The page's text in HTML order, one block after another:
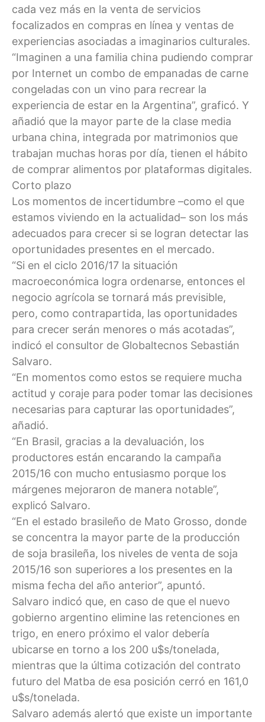
cada vez más en la venta de servicios
focalizados en compras en línea y ventas de
experiencias asociadas a imaginarios culturales.
“Imaginen a una familia china pudiendo comprar
por Internet un combo de empanadas de carne
congeladas con un vino para recrear la
experiencia de estar en la Argentina”, graficó. Y
añadió que la mayor parte de la clase media
urbana china, integrada por matrimonios que
trabajan muchas horas por día, tienen el hábito
de comprar alimentos por plataformas digitales.
Corto plazo
Los momentos de incertidumbre –como el que
estamos viviendo en la actualidad– son los más
adecuados para crecer si se logran detectar las
oportunidades presentes en el mercado.
“Si en el ciclo 2016/17 la situación
macroeconómica logra ordenarse, entonces el
negocio agrícola se tornará más previsible,
pero, como contrapartida, las oportunidades
para crecer serán menores o más acotadas”,
indicó el consultor de Globaltecnos Sebastián
Salvaro.
“En momentos como estos se requiere mucha
actitud y coraje para poder tomar las decisiones
necesarias para capturar las oportunidades”,
añadió.
“En Brasil, gracias a la devaluación, los
productores están encarando la campaña
2015/16 con mucho entusiasmo porque los
márgenes mejoraron de manera notable”,
explicó Salvaro.
“En el estado brasileño de Mato Grosso, donde
se concentra la mayor parte de la producción
de soja brasileña, los niveles de venta de soja
2015/16 son superiores a los presentes en la
misma fecha del año anterior”, apuntó.
Salvaro indicó que, en caso de que el nuevo
gobierno argentino elimine las retenciones en
trigo, en enero próximo el valor debería
ubicarse en torno a los 200 u$s/tonelada,
mientras que la última cotización del contrato
futuro del Matba de esa posición cerró en 161,0
u$s/tonelada.
Salvaro además alertó que existe un importante